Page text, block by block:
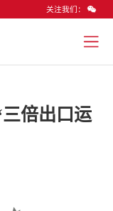
关注我们：
倍出口运